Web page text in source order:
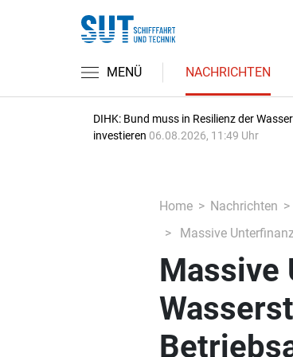
MENÜ NACHRICHTEN
DIHK: Bund muss in Resilienz der
investieren 06.08.2026, 11:49 Uhr
Home Nachrichten
Massive
Massive